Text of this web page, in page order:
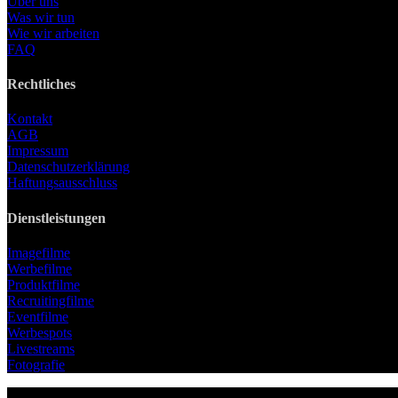
Was wir tun
Wie wir arbeiten
FAQ
Rechtliches
Kontakt
AGB
Impressum
Datenschutzerklärung
Haftungsausschluss
Dienstleistungen
Imagefilme
Werbefilme
Produktfilme
Recruitingfilme
Eventfilme
Werbespots
Livestreams
Fotografie